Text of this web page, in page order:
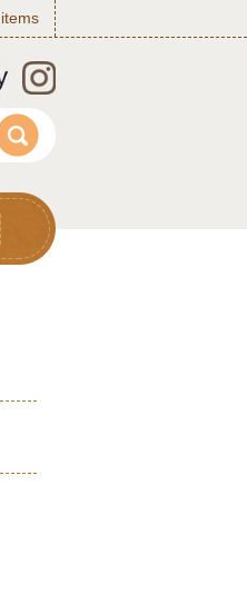
items